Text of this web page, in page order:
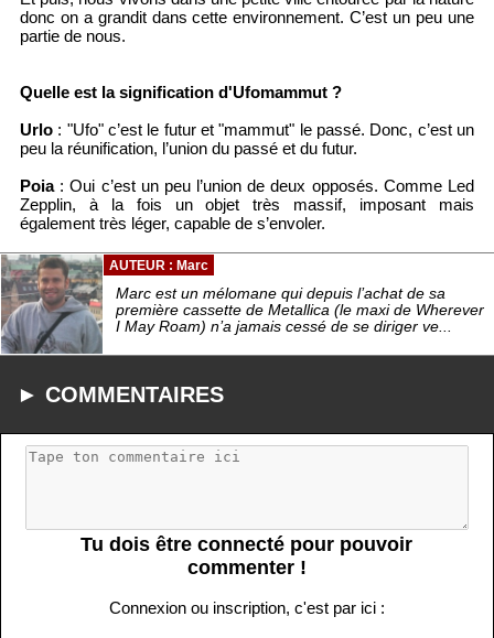
donc on a grandit dans cette environnement. C’est un peu une
partie de nous.
Quelle est la signification d'Ufomammut ?
Urlo: "Ufo" c’est le futur et "mammut" le passé. Donc, c’est un
peu la réunification, l’union du passé et du futur.
Poia: Oui c’est un peu l’union de deux opposés. Comme Led
Zepplin, à la fois un objet très massif, imposant mais
également très léger, capable de s’envoler.
AUTEUR : Marc
Marc est un mélomane qui depuis l’achat de sa
première cassette de Metallica (le maxi de Wherever
I May Roam) n’a jamais cessé de se diriger ve...
► COMMENTAIRES
Tu dois être connecté pour pouvoir
commenter !
Connexion ou inscription, c'est par ici :